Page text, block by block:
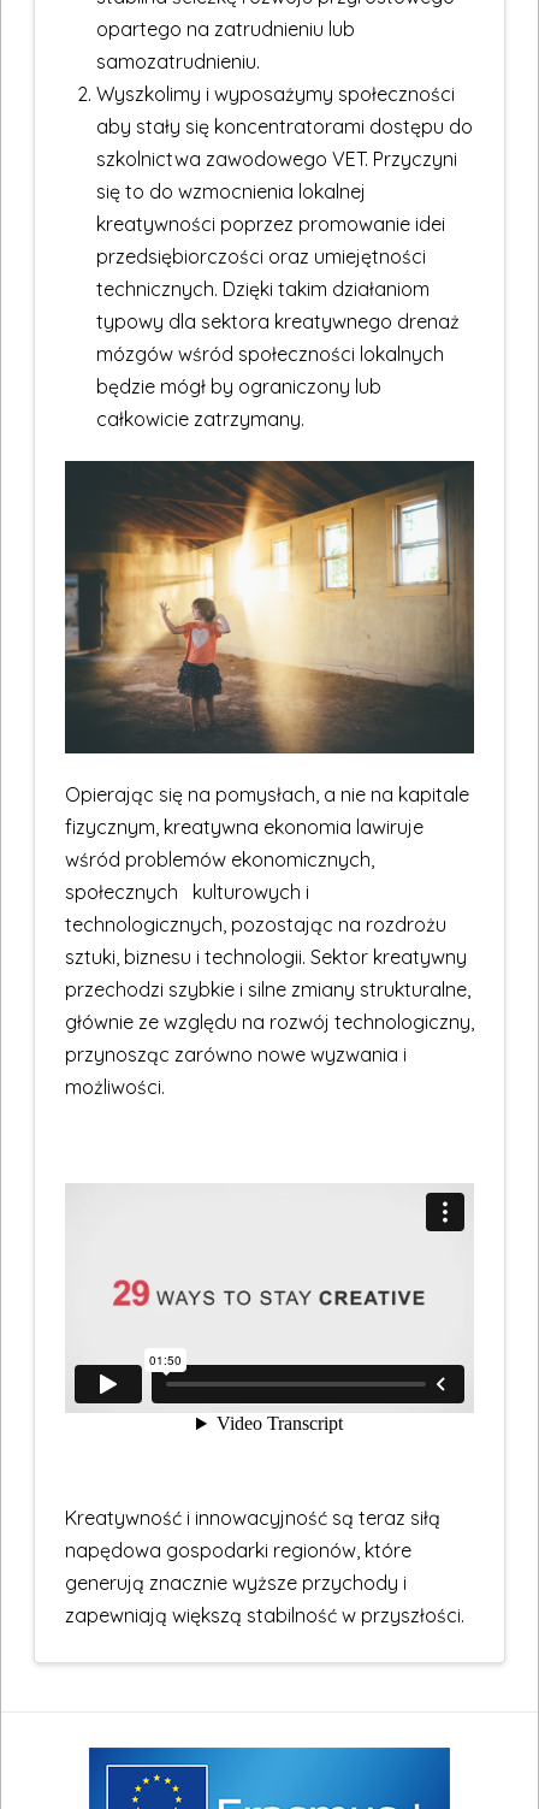
opartego na zatrudnieniu lub
samozatrudnieniu.
Wyszkolimy i wyposażymy społeczności
aby stały się koncentratorami dostępu do
szkolnictwa zawodowego VET. Przyczyni
się to do wzmocnienia lokalnej
kreatywności poprzez promowanie idei
przedsiębiorczości oraz umiejętności
technicznych. Dzięki takim działaniom
typowy dla sektora kreatywnego drenaż
mózgów wśród społeczności lokalnych
będzie mógł by ograniczony lub
całkowicie zatrzymany.
Opierając się na pomysłach, a nie na kapitale
fizycznym, kreatywna ekonomia lawiruje
wśród problemów ekonomicznych,
społecznych kulturowych i
technologicznych, pozostając na rozdrożu
sztuki, biznesu i technologii. Sektor kreatywny
przechodzi szybkie i silne zmiany strukturalne,
głównie ze względu na rozwój technologiczny,
przynosząc zarówno nowe wyzwania i
możliwości.
Kreatywność i innowacyjność są teraz siłą
napędowa gospodarki regionów, które
generują znacznie wyższe przychody i
zapewniają większą stabilność w przyszłości.